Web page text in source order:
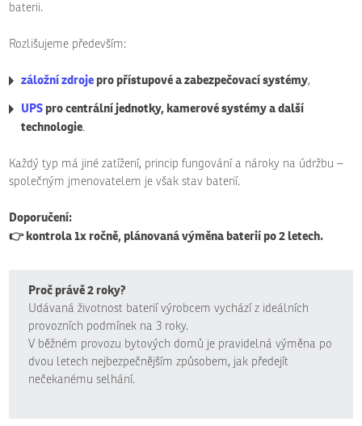
baterii.
Rozlišujeme především:
záložní zdroje pro přístupové a zabezpečovací systémy,
UPS pro centrální jednotky, kamerové systémy a další
technologie.
Každý typ má jiné zatížení, princip fungování a nároky na údržbu –
společným jmenovatelem je však stav baterií.
Doporučení:
👉 kontrola 1x ročně, plánovaná výměna baterií po 2 letech.
Proč právě 2 roky?
Udávaná životnost baterií výrobcem vychází z ideálních
provozních podmínek na 3 roky.
V běžném provozu bytových domů je pravidelná výměna po
dvou letech nejbezpečnějším způsobem, jak předejít
nečekanému selhání.